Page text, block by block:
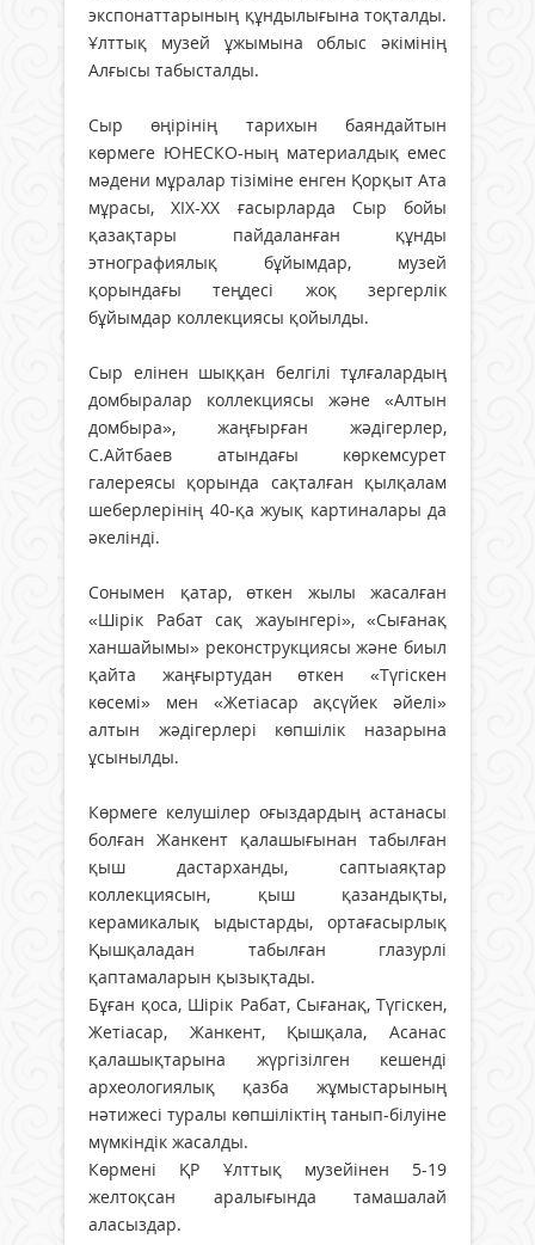
экспонаттарының құндылығына тоқталды.
Ұлттық музей ұжымына облыс әкімінің
Алғысы табысталды.
Сыр өңірінің тарихын баяндайтын
көрмеге ЮНЕСКО-ның материалдық емес
мәдени мұралар тізіміне енген Қорқыт Ата
мұрасы, ХІХ-ХХ ғасырларда Сыр бойы
қазақтары пайдаланған құнды
этнографиялық бұйымдар, музей
қорындағы теңдесі жоқ зергерлік
бұйымдар коллекциясы қойылды.
Сыр елінен шыққан белгілі тұлғалардың
домбыралар коллекциясы және «Алтын
домбыра», жаңғырған жәдігерлер,
С.Айтбаев атындағы көркемсурет
галереясы қорында сақталған қылқалам
шеберлерінің 40-қа жуық картиналары да
әкелінді.
Сонымен қатар, өткен жылы жасалған
«Шірік Рабат сақ жауынгері», «Сығанақ
ханшайымы» реконструкциясы және биыл
қайта жаңғыртудан өткен «Түгіскен
көсемі» мен «Жетіасар ақсүйек әйелі»
алтын жәдігерлері көпшілік назарына
ұсынылды.
Көрмеге келушілер оғыздардың астанасы
болған Жанкент қалашығынан табылған
қыш дастарханды, саптыаяқтар
коллекциясын, қыш қазандықты,
керамикалық ыдыстарды, ортағасырлық
Қышқаладан табылған глазурлі
қаптамаларын қызықтады.
Бұған қоса, Шірік Рабат, Сығанақ, Түгіскен,
Жетіасар, Жанкент, Қышқала, Асанас
қалашықтарына жүргізілген кешенді
археологиялық қазба жұмыстарының
нәтижесі туралы көпшіліктің танып-білуіне
мүмкіндік жасалды.
Көрмені ҚР Ұлттық музейінен 5-19
желтоқсан аралығында тамашалай
аласыздар.